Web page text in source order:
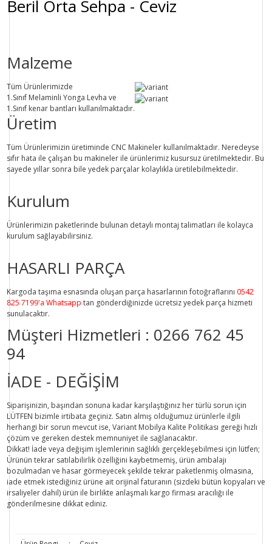
Beril Orta Sehpa - Ceviz
Malzeme
Tüm Ürünlerimizde
1.Sınıf Melaminli Yonga Levha ve
1.Sınıf kenar bantları kullanılmaktadır.
Üretim
Tüm Ürünlerimizin üretiminde CNC Makineler kullanılmaktadır. Neredeyse
sıfır hata ile çalışan bu makineler ile ürünlerimiz kusursuz üretilmektedir. Bu
sayede yıllar sonra bile yedek parçalar kolaylıkla üretilebilmektedir.
Kurulum
Ürünlerimizin paketlerinde bulunan detaylı montaj talimatları ile kolayca
kurulum sağlayabilirsiniz.
HASARLI PARÇA
Kargoda taşıma esnasında oluşan parça hasarlarının fotoğraflarını 0542
825 7199'a Whatsapp tan gönderdiğinizde ücretsiz yedek parça hizmeti
sunulacaktır.
Müşteri Hizmetleri : 0266 762 45
94
İADE - DEĞİŞİM
Siparişinizin, başından sonuna kadar karşılaştığınız her türlü sorun için
LÜTFEN bizimle irtibata geçiniz. Satın almış olduğumuz ürünlerle ilgili
herhangi bir sorun mevcut ise, Variant Mobilya Kalite Politikası gereği hızlı
çözüm ve gereken destek memnuniyet ile sağlanacaktır.
Dikkat! İade veya değişim işlemlerinin sağlıklı gerçekleşebilmesi için lütfen;
Ürünün tekrar satılabilirlik özelliğini kaybetmemiş, ürün ambalajı
bozulmadan ve hasar görmeyecek şekilde tekrar paketlenmiş olmasına,
iade etmek istediğiniz ürüne ait orijinal faturanın (sizdeki bütün kopyaları ve
irsaliyeler dahil) ürün ile birlikte anlaşmalı kargo firması aracılığı ile
gönderilmesine dikkat ediniz.